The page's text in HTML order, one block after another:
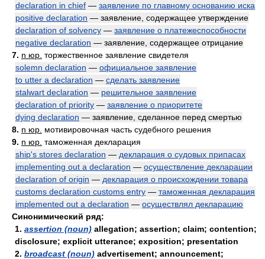
declaration in chief — заявление по главному основанию иска
positive declaration — заявление, содержащее утверждение
declaration of solvency — заявление о платежеспособности
negative declaration — заявление, содержащее отрицание
7. n юр. торжественное заявление свидетеля
solemn declaration — официальное заявление
to utter a declaration — сделать заявление
stalwart declaration — решительное заявление
declaration of priority — заявление о приоритете
dying declaration — заявление, сделанное перед смертью
8. n юр. мотивировочная часть судебного решения
9. n юр. таможенная декларация
ship's stores declaration — декларация о судовых припасах
implementing out a declaration — осуществление декларации
declaration of origin — декларация о происхождении товара
customs declaration customs entry — таможенная декларация
implemented out a declaration — осуществлял декларацию
Синонимический ряд:
1. assertion (noun) allegation; assertion; claim; contention;
disclosure; explicit utterance; exposition; presentation
2. broadcast (noun) advertisement; announcement;